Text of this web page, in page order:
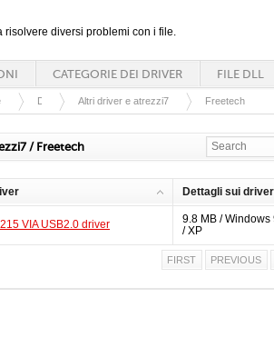
risolvere diversi problemi con i file.
CATEGORIE DEI DRIVER FILE DLL
Driver Altri driver e atrezzi7 Freetech
/ Freetech
Dettagli sui driver
VIA USB2.0 driver
9.8 MB / Windows
/ XP
FIRST PREVIOUS